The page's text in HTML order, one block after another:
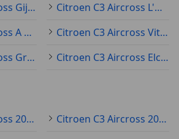
Citroen C3 Aircross Gijón
Citroen C3 Aircross L'Hospitalet de Llobregat
Citroen C3 Aircross A Coruña
Citroen C3 Aircross Vitoria-Gasteiz
Citroen C3 Aircross Granada
Citroen C3 Aircross Elche
Citroen C3 Aircross 2023
Citroen C3 Aircross 2024